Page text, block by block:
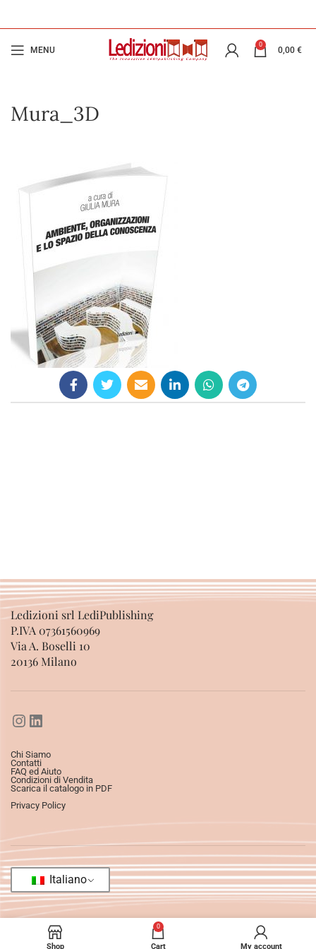
MENU
0
0,00 €
Mura_3D
Ledizioni srl LediPublishing
P.IVA 07361560969
Via A. Boselli 10
20136 Milano
Chi Siamo
Contatti
FAQ ed Aiuto
Condizioni di Vendita
Scarica il catalogo in PDF
Privacy Policy
Italiano
Shop
0
Cart My account